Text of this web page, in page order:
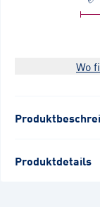
Wo
Produktdetails